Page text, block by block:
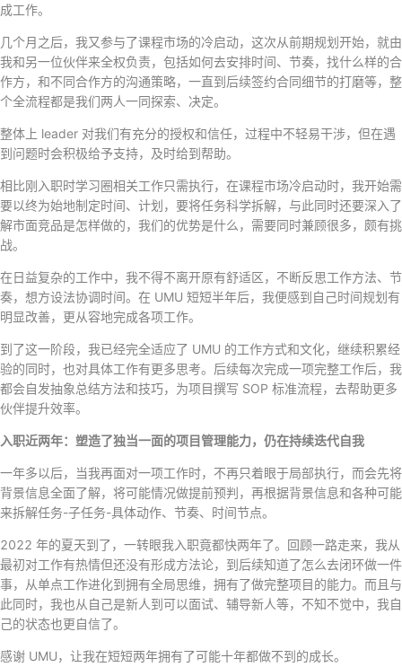
成工作。
几个月之后，我又参与了课程市场的冷启动，这次从前期规划开始，就由
我和另一位伙伴来全权负责，包括如何去安排时间、节奏，找什么样的合
作方，和不同合作方的沟通策略，一直到后续签约合同细节的打磨等，整
个全流程都是我们两人一同探索、决定。
整体上 leader 对我们有充分的授权和信任，过程中不轻易干涉，但在遇
到问题时会积极给予支持，及时给到帮助。
相比刚入职时学习圈相关工作只需执行，在课程市场冷启动时，我开始需
要以终为始地制定时间、计划，要将任务科学拆解，与此同时还要深入了
解市面竞品是怎样做的，我们的优势是什么，需要同时兼顾很多，颇有挑
战。
在日益复杂的工作中，我不得不离开原有舒适区，不断反思工作方法、节
奏，想方设法协调时间。在 UMU 短短半年后，我便感到自己时间规划有
明显改善，更从容地完成各项工作。
到了这一阶段，我已经完全适应了 UMU 的工作方式和文化，继续积累经
验的同时，也对具体工作有更多思考。后续每次完成一项完整工作后，我
都会自发抽象总结方法和技巧，为项目撰写 SOP 标准流程，去帮助更多
伙伴提升效率。
入职近两年：塑造了独当一面的项目管理能力，仍在持续迭代自我
一年多以后，当我再面对一项工作时，不再只着眼于局部执行，而会先将
背景信息全面了解，将可能情况做提前预判，再根据背景信息和各种可能
来拆解任务-子任务-具体动作、节奏、时间节点。
2022 年的夏天到了，一转眼我入职竟都快两年了。回顾一路走来，我从
最初对工作有热情但还没有形成方法论，到后续知道了怎么去闭环做一件
事，从单点工作进化到拥有全局思维，拥有了做完整项目的能力。而且与
此同时，我也从自己是新人到可以面试、辅导新人等，不知不觉中，我自
己的状态也更自信了。
感谢 UMU，让我在短短两年拥有了可能十年都做不到的成长。